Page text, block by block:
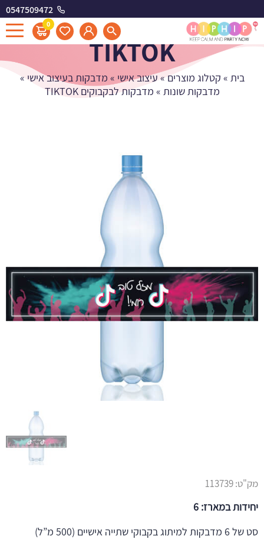
0547509472
0
מדבקות לבקבוקים
TIKTOK
בית » קטלוג מוצרים »עיצוב אישי » מדבקות בעיצוב אישי »
מדבקות שונות » מדבקות לבקבוקים TIKTOK
מק"ט:113739
יחידות במארז: 6
סט של 6 מדבקות למיתוג בקבוקי שתייה אישיים (500 מ”ל)